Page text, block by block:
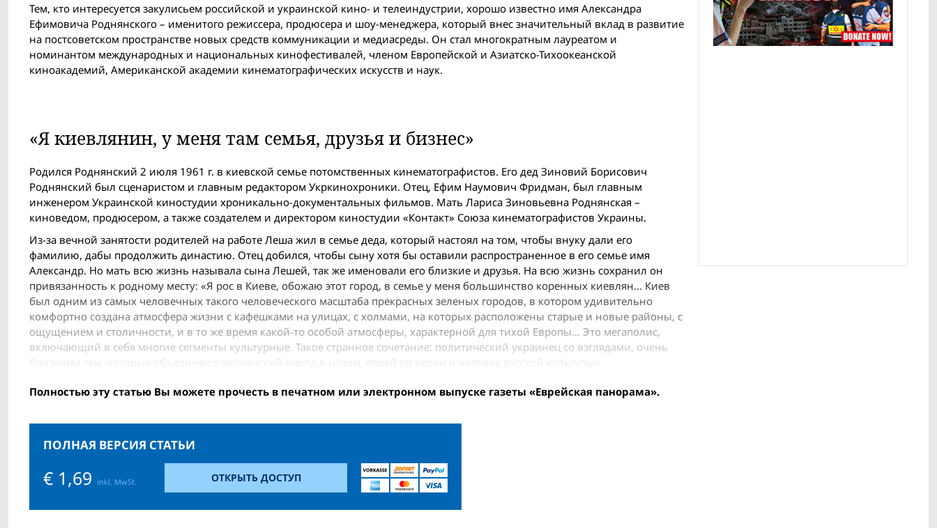
Тем, кто интересуется закулисьем российской и украинской кино- и телеиндустрии, хорошо известно имя Александра
Ефимовича Роднянского – именитого режиссера, продюсера и шоу-менеджера, который внес значительный вклад в развитие
на постсоветском пространстве новых средств коммуникации и медиасреды. Он стал многократным лауреатом и
номинантом международных и национальных кинофестивалей, членом Европейской и Азиатско-Тихоокеанской
киноакадемий, Американской академии кинематографических искусств и наук.
«Я киевлянин, у меня там семья, друзья и бизнес»
Родился Роднянский 2 июля 1961 г. в киевской семье потомственных кинематографистов. Его дед Зиновий Борисович
Роднянский был сценаристом и главным редактором Укркинохроники. Отец, Ефим Наумович Фридман, был главным
инженером Украинской киностудии хроникально-документальных фильмов. Мать Лариса Зиновьевна Роднянская –
киноведом, продюсером, а также создателем и директором киностудии «Контакт» Союза кинематографистов Украины.
Из-за вечной занятости родителей на работе Леша жил в семье деда, который настоял на том, чтобы внуку дали его
фамилию, дабы продолжить династию. Отец добился, чтобы сыну хотя бы оставили распространенное в его семье имя
Александр. Но мать всю жизнь называла сына Лешей, так же именовали его близкие и друзья. На всю жизнь сохранил он
привязанность к родному месту: «Я рос в Киеве, обожаю этот город, в семье у меня большинство коренных киевлян... Киев
был одним из самых человечных такого человеческого масштаба прекрасных зеленых городов, в котором удивительно
комфортно создана атмосфера жизни с кафешками на улицах, с холмами, на которых расположены старые и новые районы, с
ощущением и столичности, и в то же время какой-то особой атмосферы, характерной для тихой Европы... Это мегаполис,
включающий в себя многие сегменты культурные. Такое странное сочетание: политический украинец со взглядами, очень
близкими тем, которые объединяют украинский народ в целом, еврей по крови и человек русской культуры».
Полностью эту статью Вы можете прочесть в печатном или электронном выпуске газеты «Еврейская панорама».
ПОЛНАЯ ВЕРСИЯ СТАТЬИ
€ 1,69 inkl. MwSt. ОТКРЫТЬ ДОСТУП